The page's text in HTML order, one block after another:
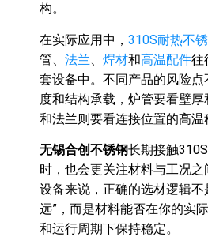
构。
在实际应用中， 310S耐热不
管、 法兰 焊材和高温配件往
套设备中。不同产品的风险
度和结构承载，炉管要看壁
和法兰则要看连接位置的高温
无锡合创不锈钢长期接触
时，也会更关注材料与工况
设备来说，正确的选材逻辑不
远”，而是材料能否在你的实
和运行周期下保持稳定。